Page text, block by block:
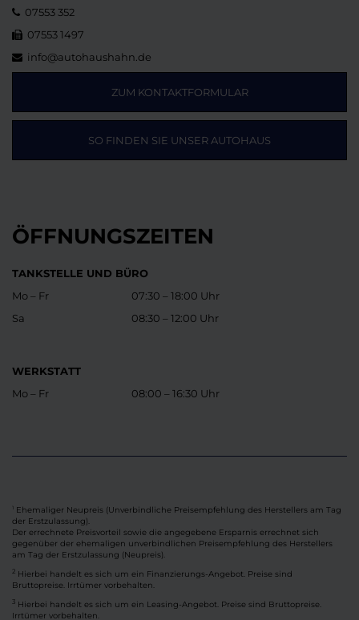
07553 352
07553 1497
info@autohaushahn.de
ZUM KONTAKTFORMULAR
SO FINDEN SIE UNSER AUTOHAUS
ÖFFNUNGSZEITEN
TANKSTELLE UND BÜRO
Mo – Fr
Sa
07:30 – 18:00 Uhr
08:30 – 12:00 Uhr
WERKSTATT
Mo – Fr
08:00 – 16:30 Uhr
Ehemaliger Neupreis (Unverbindliche Preisempfehlung des Herstellers am Tag
der Erstzulassung).
Der errechnete Preisvorteil sowie die angegebene Ersparnis errechnet sich
gegenüber der ehemaligen unverbindlichen Preisempfehlung des Herstellers
am Tag der Erstzulassung (Neupreis).
2 Hierbei handelt es sich um ein Finanzierungs-Angebot. Preise sind
Bruttopreise. Irrtümer vorbehalten.
3 Hierbei handelt es sich um ein Leasing-Angebot. Preise sind Bruttopreise.
Irrtümer vorbehalten.